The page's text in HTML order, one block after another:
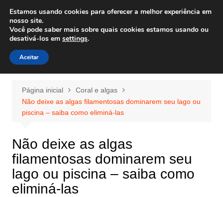
para
conteúdo
Wiley Wales
corais algas e vida marinha
Página inicial
Coral e algas
Não deixe as algas filamentosas dominarem seu lago ou
piscina – saiba como eliminá-las
Não deixe as algas
filamentosas dominarem seu
lago ou piscina – saiba como
eliminá-las
Estamos usando cookies para oferecer a melhor experiência em
nosso site.
Você pode saber mais sobre quais cookies estamos usando ou
desativá-los em settings.
Aceitar